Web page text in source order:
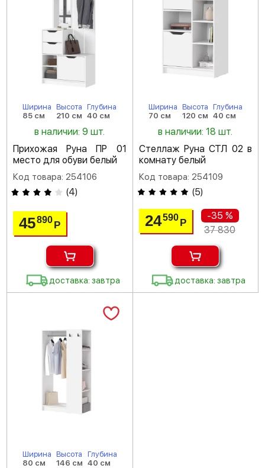
Ширина
85 см
Высота
210 см
Глубина
40 см
в наличии: 9 шт.
Прихожая Руна ПР 01
место для обуви белый
Код товара: 254106
(4)
45890Р
доставка: завтра
Ширина
70 см
Высота
120 см
Глубина
40 см
в наличии: 18 шт.
Стеллаж Руна СТЛ 02 в
комнату белый
Код товара: 254109
(5)
24590 Р
-35 %
37 830
доставка: завтра
Ширина
80 см
Высота
146 см
Глубина
40 см